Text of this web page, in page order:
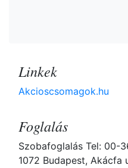
Linkek
Akcioscsomagok.hu
Foglalás
Szobafoglalás Tel: 00-
1072 Budapest, Akácfa